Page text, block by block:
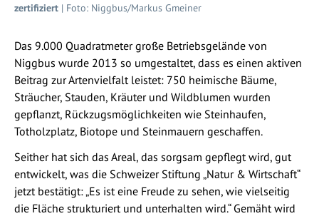
zertifiziert | Foto: Niggbus/Markus Gmeiner
Das 9.000 Quadratmeter große Betriebsgelände von
Niggbus wurde 2013 so umgestaltet, dass es einen aktiven
Beitrag zur Artenvielfalt leistet: 750 heimische Bäume,
Sträucher, Stauden, Kräuter und Wildblumen wurden
gepflanzt, Rückzugsmöglichkeiten wie Steinhaufen,
Totholzplatz, Biotope und Steinmauern geschaffen.
Seither hat sich das Areal, das sorgsam gepflegt wird, gut
entwickelt, was die Schweizer Stiftung „Natur & Wirtschaft“
jetzt bestätigt: „Es ist eine Freude zu sehen, wie vielseitig
die Fläche strukturiert und unterhalten wird.“ Gemäht wird